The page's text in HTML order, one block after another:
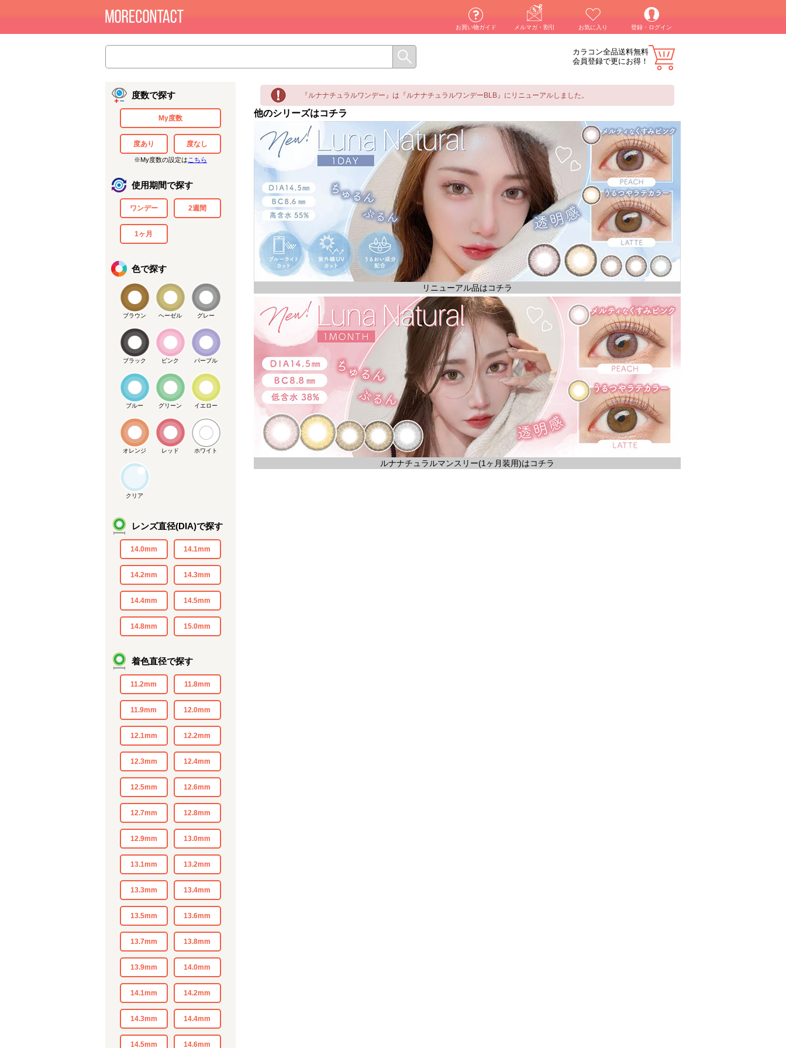
お買い物ガイド メルマガ・割引 お気に入り 登録・ログイン
カラコン全品送料無料
会員登録で更にお得！
度数で探す
My度数
度あり 度なし
※My度数の設定は こちら
使用期間で探す
ワンデー 2週間
1ヶ月
色で探す
ブラウン ヘーゼル グレー
ブラック ピンク パープル
ブルー グリーン イエロー
オレンジ レッド ホワイト
クリア
レンズ直径(DIA)で探す
14.0mm 14.1mm
14.2mm 14.3mm
14.4mm 14.5mm
14.8mm 15.0mm
着色直径で探す
11.2mm 11.8mm
11.9mm 12.0mm
12.1mm 12.2mm
12.3mm 12.4mm
12.5mm 12.6mm
12.7mm 12.8mm
12.9mm 13.0mm
13.1mm 13.2mm
13.3mm 13.4mm
13.5mm 13.6mm
13.7mm 13.8mm
13.9mm 14.0mm
14.1mm 14.2mm
14.3mm 14.4mm
14.5mm 14.6mm
『ルナナチュラルワンデー』は『ルナナチュラルワンデーBLB』にリニューアルしました。
他のシリーズはコチラ
リニューアル品はコチラ
ルナナチュラルマンスリー(1ヶ月装用)はコチラ